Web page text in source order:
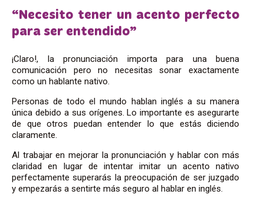
“Necesito tener un acento perfecto
para ser entendido”
¡Claro!, la pronunciación importa para una buena
comunicación pero no necesitas sonar exactamente
como un hablante nativo.
Personas de todo el mundo hablan inglés a su manera
única debido a sus orígenes. Lo importante es asegurarte
de que otros puedan entender lo que estás diciendo
claramente.
Al trabajar en mejorar la pronunciación y hablar con más
claridad en lugar de intentar imitar un acento nativo
perfectamente superarás la preocupación de ser juzgado
y empezarás a sentirte más seguro al hablar en inglés.